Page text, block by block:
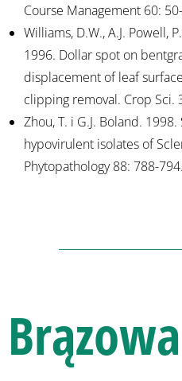
Course Management 60:
Williams, D.W., A.J. Powell,
1996. Dollar spot on
displacement of leaf
clipping removal. Crop Sci.
Zhou, T. i G.J. Boland.
hypovirulent isolates of
Phytopathology 88: 788-794.